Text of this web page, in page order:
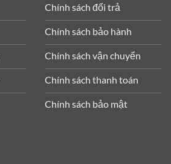
Chính sách đổi trả
Chính sách bảo hành
Chính sách vận chuyển
Chính sách thanh toán
Chính sách bảo mật